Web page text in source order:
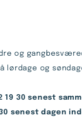
kan ældre
lørdage og
19 30 senest
senest dagen